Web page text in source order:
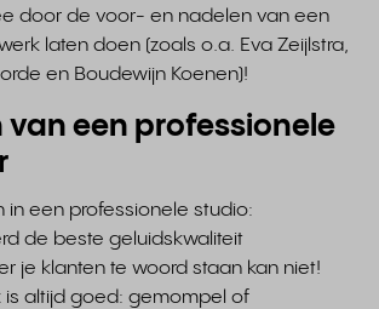
door de voor- en nadelen van een
laten doen (zoals o.a. Eva Zeijlstra,
en Boudewijn Koenen)!
van een professionele
in een professionele studio:
de beste geluidskwaliteit
je klanten te woord staan kan niet!
is altijd goed: gemompel of